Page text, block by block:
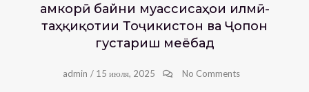
Ҳамкорӣ байни муассисаҳои илмӣ-
таҳқиқотии Тоҷикистон ва Ҷопон
густариш меёбад
admin / 15 июля, 2025 No Comments